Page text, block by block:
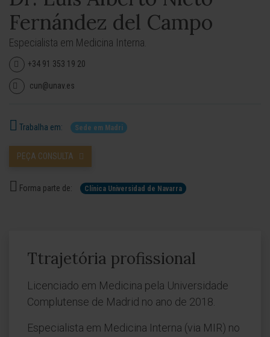
Fernández del Campo
Especialista em Medicina Interna.
+34 91 353 19 20
cun@unav.es
Trabalha em: Sede em Madri
PEÇA CONSULTA
Forma parte de: Clínica Universidad de Navarra
Ttrajetória profissional
Licenciado em Medicina pela Universidade
Complutense de Madrid no ano de 2018.
Especialista em Medicina Interna (via MIR) no